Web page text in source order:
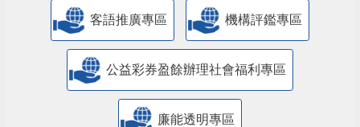
客語推廣專區 機構評鑑專區
公益彩券盈餘辦理社會福利專區
廉能透明專區